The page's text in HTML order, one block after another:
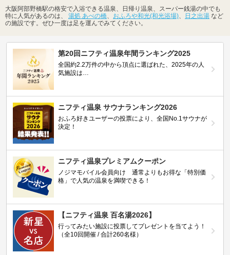
大阪阿部野橋駅の格安で入浴できる温泉、日帰り温泉、スーパー銭湯の中でも
特に人気があるのは、 湯処 あべの橋、 おふろや和光(和光浴場)、 日之出湯 など
の施設です。ぜひ一度は足を運んでみてください。
第20回ニフティ温泉年間ランキング2025
全国約2.2万件の中から頂点に選ばれた、2025年の人
気施設は…
ニフティ温泉 サウナランキング2026
おふろ好きユーザーの投票により、全国No.1サウナが
決定！
ニフティ温泉プレミアムクーポン
ノジマモバイル会員向け 通常よりもお得な「特別価
格」で人気の温泉を満喫できる！
【ニフティ温泉 百名湯2026】
行ってみたい施設に投票してプレゼントを当てよう！
（全10回開催 / 合計260名様）